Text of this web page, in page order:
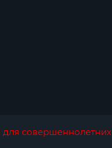
для совершеннолетних